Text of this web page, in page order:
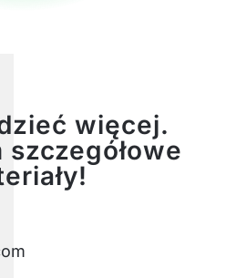
więcej.
szczegółowe